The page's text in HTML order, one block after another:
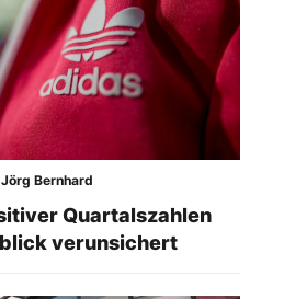
Jörg Bernhard
Quartalszahlen
verunsichert